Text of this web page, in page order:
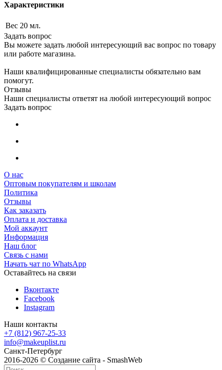
Характеристики
Вес 20 мл.
Задать вопрос
Вы можете задать любой интересующий вас вопрос по товару
или работе магазина.
Наши квалифицированные специалисты обязательно вам
помогут.
Отзывы
Наши специалисты ответят на любой интересующий вопрос
Задать вопрос
О нас
Оптовым покупателям и школам
Политика
Отзывы
Как заказать
Оплата и доставка
Мой аккаунт
Информация
Наш блог
Связь с нами
Начать чат по WhatsApp
Оставайтесь на связи
Вконтакте
Facebook
Instagram
Наши контакты
+7 (812) 967-25-33
info@makeuplist.ru
Санкт-Петербург
2016-2026 © Создание сайта - SmashWeb